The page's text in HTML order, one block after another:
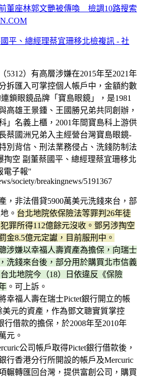
董座林郭文艷被傳喚 檢調10路搜索
平、總經理蔡宜珊移北檢複訊 - 社
5312）有高層涉嫌在2015年至2021年
拆匯入可掌控個人帳戶中，金額約數
鎖眼鏡品牌「寶島眼鏡」，是1981
高雄王景鍾、王國勝兄弟共同創辦，
」名義上櫃，2001年間寶島科上游供
蔡國洲兄弟入主經營台灣寶島眼鏡-
別背信、刑法業務侵占、洗錢防制法
掏空 副董蔡國平、總經理蔡宜珊移北
電子報"
society/breakingnews/5191367
，非法借貸5900萬美元洗錢來台，部
。 台北地院依保險法等罪判26年徒
罪所得112億餘元沒收。鄧另涉掏空
金8.5億元定讞，目前服刑中。
涉嫌以幸福人壽資產為擔保，向瑞士
洗錢來台後，部分用於購買北市信義
北地院今（18）日依違反《保險
。可上訴。
幸福人壽在瑞士Pictet銀行開立的帳
美元的資產，作為鄧文聰實質掌控
行借款的擔保，於2008年至2010年
元。
公司帳戶取得Pictet銀行借款後，
行香港分行所開設的帳戶及Mercuric
輾轉匯回台灣，提供富創公司，購買